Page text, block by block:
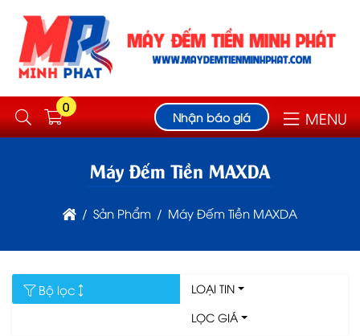
0
Nhận báo giá MENU
Máy Đếm Tiền MAXDA
Sản Phẩm Máy Đếm Tiền MAXDA
Bộ lọc
LOẠI TIN
LỌC GIÁ